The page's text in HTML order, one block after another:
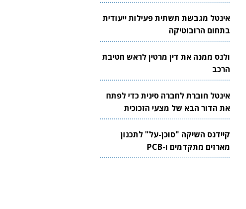
אינטל מגבשת תשתית פעילות ייעודית
בתחום הרובוטיקה
ולנס ממנה את דין מרטין לראש חטיבת
הרכב
אינטל חוברת לחברה סינית כדי לפתח
את הדור הבא של מצעי הזכוכית
לשבבים
קיידנס השיקה "סוכן-על" לתכנון
מארזים מתקדמים ו-PCB